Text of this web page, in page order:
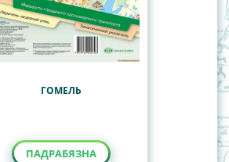
ГОМЕЛЬ
ПАДРАБЯЗНА